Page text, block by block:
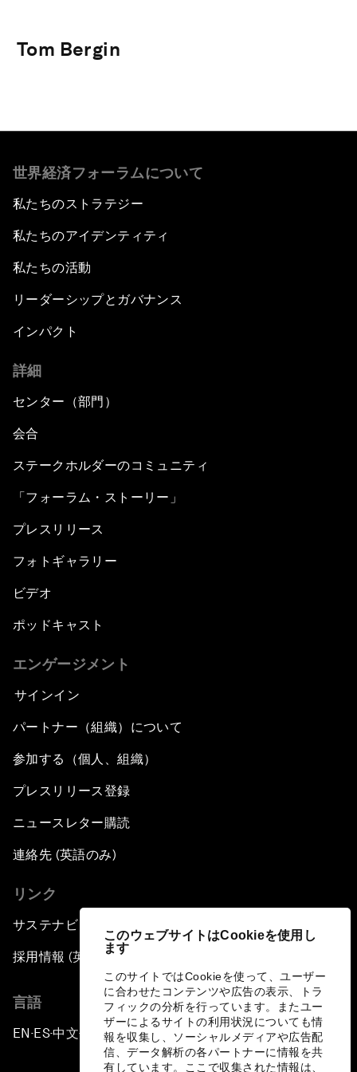
このウェブサイトはCookieを使用し
ます
このサイトではCookieを使って、ユーザー
に合わせたコンテンツや広告の表示、トラ
フィックの分析を行っています。またユー
ザーによるサイトの利用状況についても情
報を収集し、ソーシャルメディアや広告配
信、データ解析の各パートナーに情報を共
有しています。ここで収集された情報は、
Tom Bergin
世界経済フォーラムについて
私たちのストラテジー
私たちのアイデンティティ
私たちの活動
リーダーシップとガバナンス
インパクト
詳細
センター（部門）
会合
ステークホルダーのコミュニティ
「フォーラム・ストーリー」
プレスリリース
フォトギャラリー
ビデオ
ポッドキャスト
エンゲージメント
サインイン
パートナー（組織）について
参加する（個人、組織）
プレスリリース登録
ニュースレター購読
連絡先 (英語のみ)
リンク
サステナビリティへの取り組み
採用情報 (英語のみ)
言語
EN ▪ES▪中文▪ 日本語